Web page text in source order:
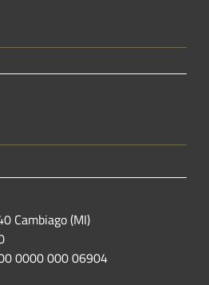
Cambiago (MI)
0000 000 06904